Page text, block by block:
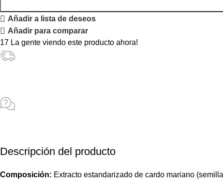
Añadir a lista de deseos
Añadir para comparar
17 La gente viendo este producto ahora!
Descripción del producto
Composición: Extracto estandarizado de cardo mariano